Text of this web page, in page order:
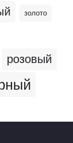
золото
розовый